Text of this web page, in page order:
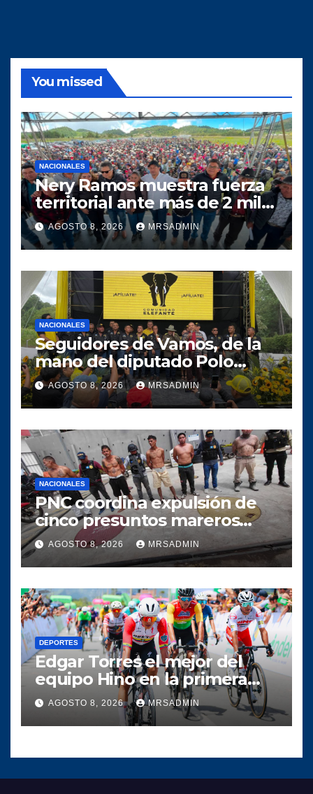
You missed
NACIONALES
Nery Ramos muestra fuerza
territorial ante más de 2 mil
personas en Huehuetenango
AGOSTO 8, 2026 MRSADMIN
NACIONALES
Seguidores de Vamos, de la
mano del diputado Polo
Salazar, fortalecen a
Comunidad Elefante en Alta
Verapaz
AGOSTO 8, 2026 MRSADMIN
NACIONALES
PNC coordina expulsión de
cinco presuntos mareros
salvadoreños
AGOSTO 8, 2026 MRSADMIN
DEPORTES
Edgar Torres el mejor del
equipo Hino en la primera
etapa de la Vuelta a
Colombia 2026
AGOSTO 8, 2026 MRSADMIN